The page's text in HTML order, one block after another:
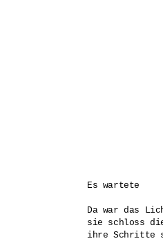
Es wartete
Da war das
sie schloss
ihre Schritte